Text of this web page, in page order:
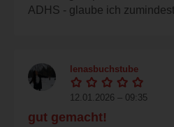
ADHS - glaube ich
lenasbuchstube
12.01.2026 – 09:35
gut gemacht!